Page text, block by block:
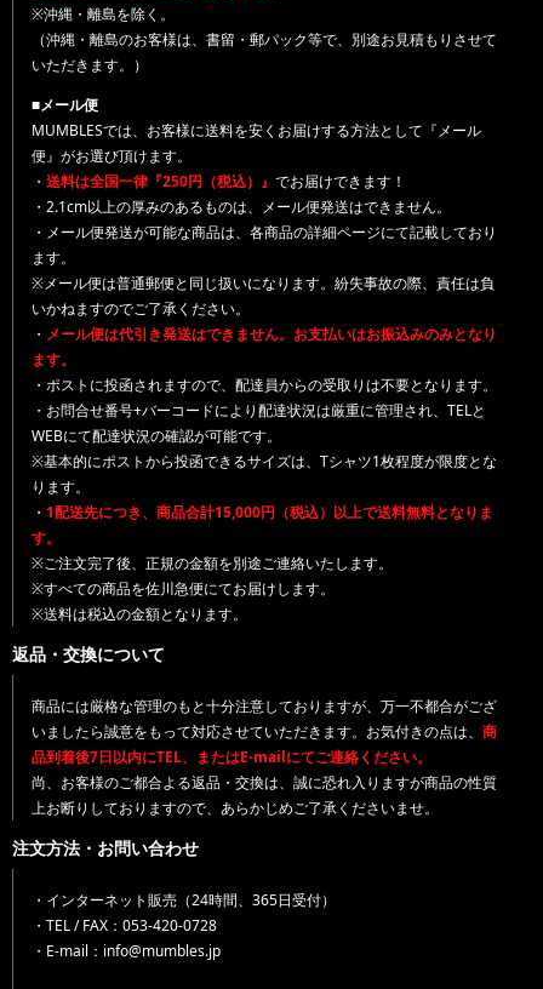
※沖縄・離島を除く。
（沖縄・離島のお客様は、書留・郵パック等で、別途お見積もりさせて
いただきます。）
■メール便
MUMBLESでは、お客様に送料を安くお届けする方法として『メール
便』がお選び頂けます。
・ 送料は全国一律『250円（税込）』 でお届けできます！
・2.1cm以上の厚みのあるものは、メール便発送はできません。
・メール便発送が可能な商品は、各商品の詳細ページにて記載しており
ます。
※メール便は普通郵便と同じ扱いになります。紛失事故の際、責任は負
いかねますのでご了承ください。
・ メール便は代引き発送はできません。お支払いはお振込みのみとなり
ます。
・ポストに投函されますので、配達員からの受取りは不要となります。
・お問合せ番号+バーコードにより配達状況は厳重に管理され、TELと
WEBにて配達状況の確認が可能です。
※基本的にポストから投函できるサイズは、Tシャツ1枚程度が限度とな
ります。
・ 1配送先につき、商品合計15,000円（税込）以上で送料無料となりま
す。
※ご注文完了後、正規の金額を別途ご連絡いたします。
※すべての商品を佐川急便にてお届けします。
※送料は税込の金額となります。
返品・交換について
商品には厳格な管理のもと十分注意しておりますが、万一不都合がござ
いましたら誠意をもって対応させていただきます。お気付きの点は、 商
品到着後7日以内にTEL、またはE-mailにてご連絡ください。
尚、お客様のご都合よる返品・交換は、誠に恐れ入りますが商品の性質
上お断りしておりますので、あらかじめご了承くださいませ。
注文方法・お問い合わせ
・インターネット販売（24時間、365日受付）
・TEL / FAX：053-420-0728
・E-mail：info@mumbles.jp